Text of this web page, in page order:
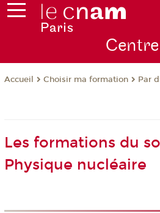
Centre
Accueil Choisir ma formation Par
Les formations du
Physique nucléaire